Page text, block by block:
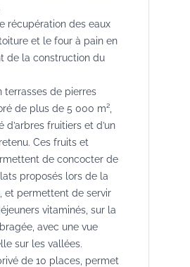
récupération des eaux
et le four à pain en
de la construction du
terrasses de pierres
de plus de 5 000 m²,
d’arbres fruitiers et d’un
Ces fruits et
de concocter de
proposés lors de la
et permettent de servir
vitaminés, sur la
avec une vue
sur les vallées.
de 10 places, permet